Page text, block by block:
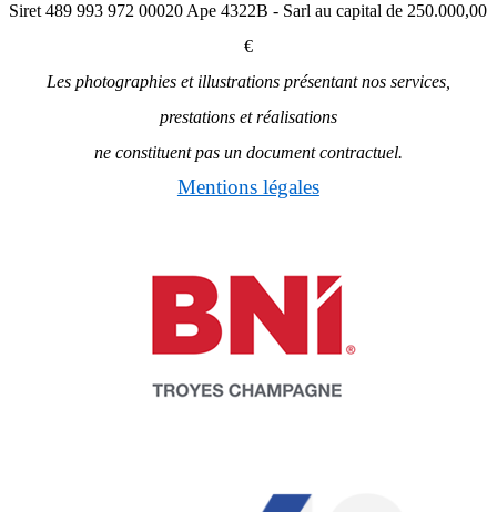
Siret 489 993 972 00020 Ape 4322B - Sarl au capital de 250.000,00
€
Les photographies et illustrations présentantnos services,
prestations et réalisations
ne constituent pas un document contractuel.
Mentions légales